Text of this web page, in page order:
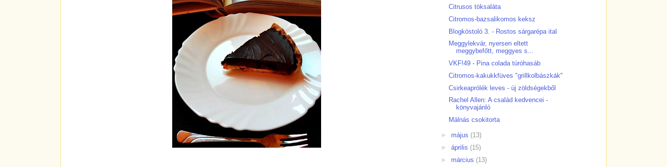
Citrusos töksaláta
Citromos-bazsalikomos keksz
Blogkóstoló 3. - Rostos sárgarépa ital
Meggylekvár, nyersen eltett
meggybefőtt, meggyes s...
VKF!49 - Pina colada túróhasáb
Citromos-kakukkfüves "grillkolbászkák"
Csirkeaprólék leves - új zöldségekből
Rachel Allen: A család kedvencei -
könyvajánló
Málnás csokitorta
► május (13)
► április (15)
► március (13)